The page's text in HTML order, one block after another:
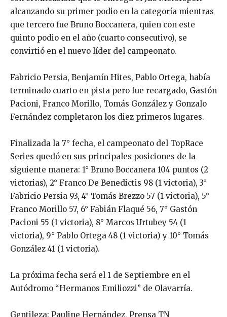
alcanzando su primer podio en la categoría mientras
que tercero fue Bruno Boccanera, quien con este
quinto podio en el año (cuarto consecutivo), se
convirtió en el nuevo líder del campeonato.
Fabricio Persia, Benjamín Hites, Pablo Ortega, había
terminado cuarto en pista pero fue recargado, Gastón
Pacioni, Franco Morillo, Tomás González y Gonzalo
Fernández completaron los diez primeros lugares.
Finalizada la 7° fecha, el campeonato del TopRace
Series quedó en sus principales posiciones de la
siguiente manera: 1° Bruno Boccanera 104 puntos (2
victorias), 2° Franco De Benedictis 98 (1 victoria), 3°
Fabricio Persia 93, 4° Tomás Brezzo 57 (1 victoria), 5°
Franco Morillo 57, 6° Fabián Flaqué 56, 7° Gastón
Pacioni 55 (1 victoria), 8° Marcos Urtubey 54 (1
victoria), 9° Pablo Ortega 48 (1 victoria) y 10° Tomás
González 41 (1 victoria).
La próxima fecha será el 1 de Septiembre en el
Autódromo “Hermanos Emiliozzi” de Olavarría.
Gentileza: Pauline Hernández, Prensa TN